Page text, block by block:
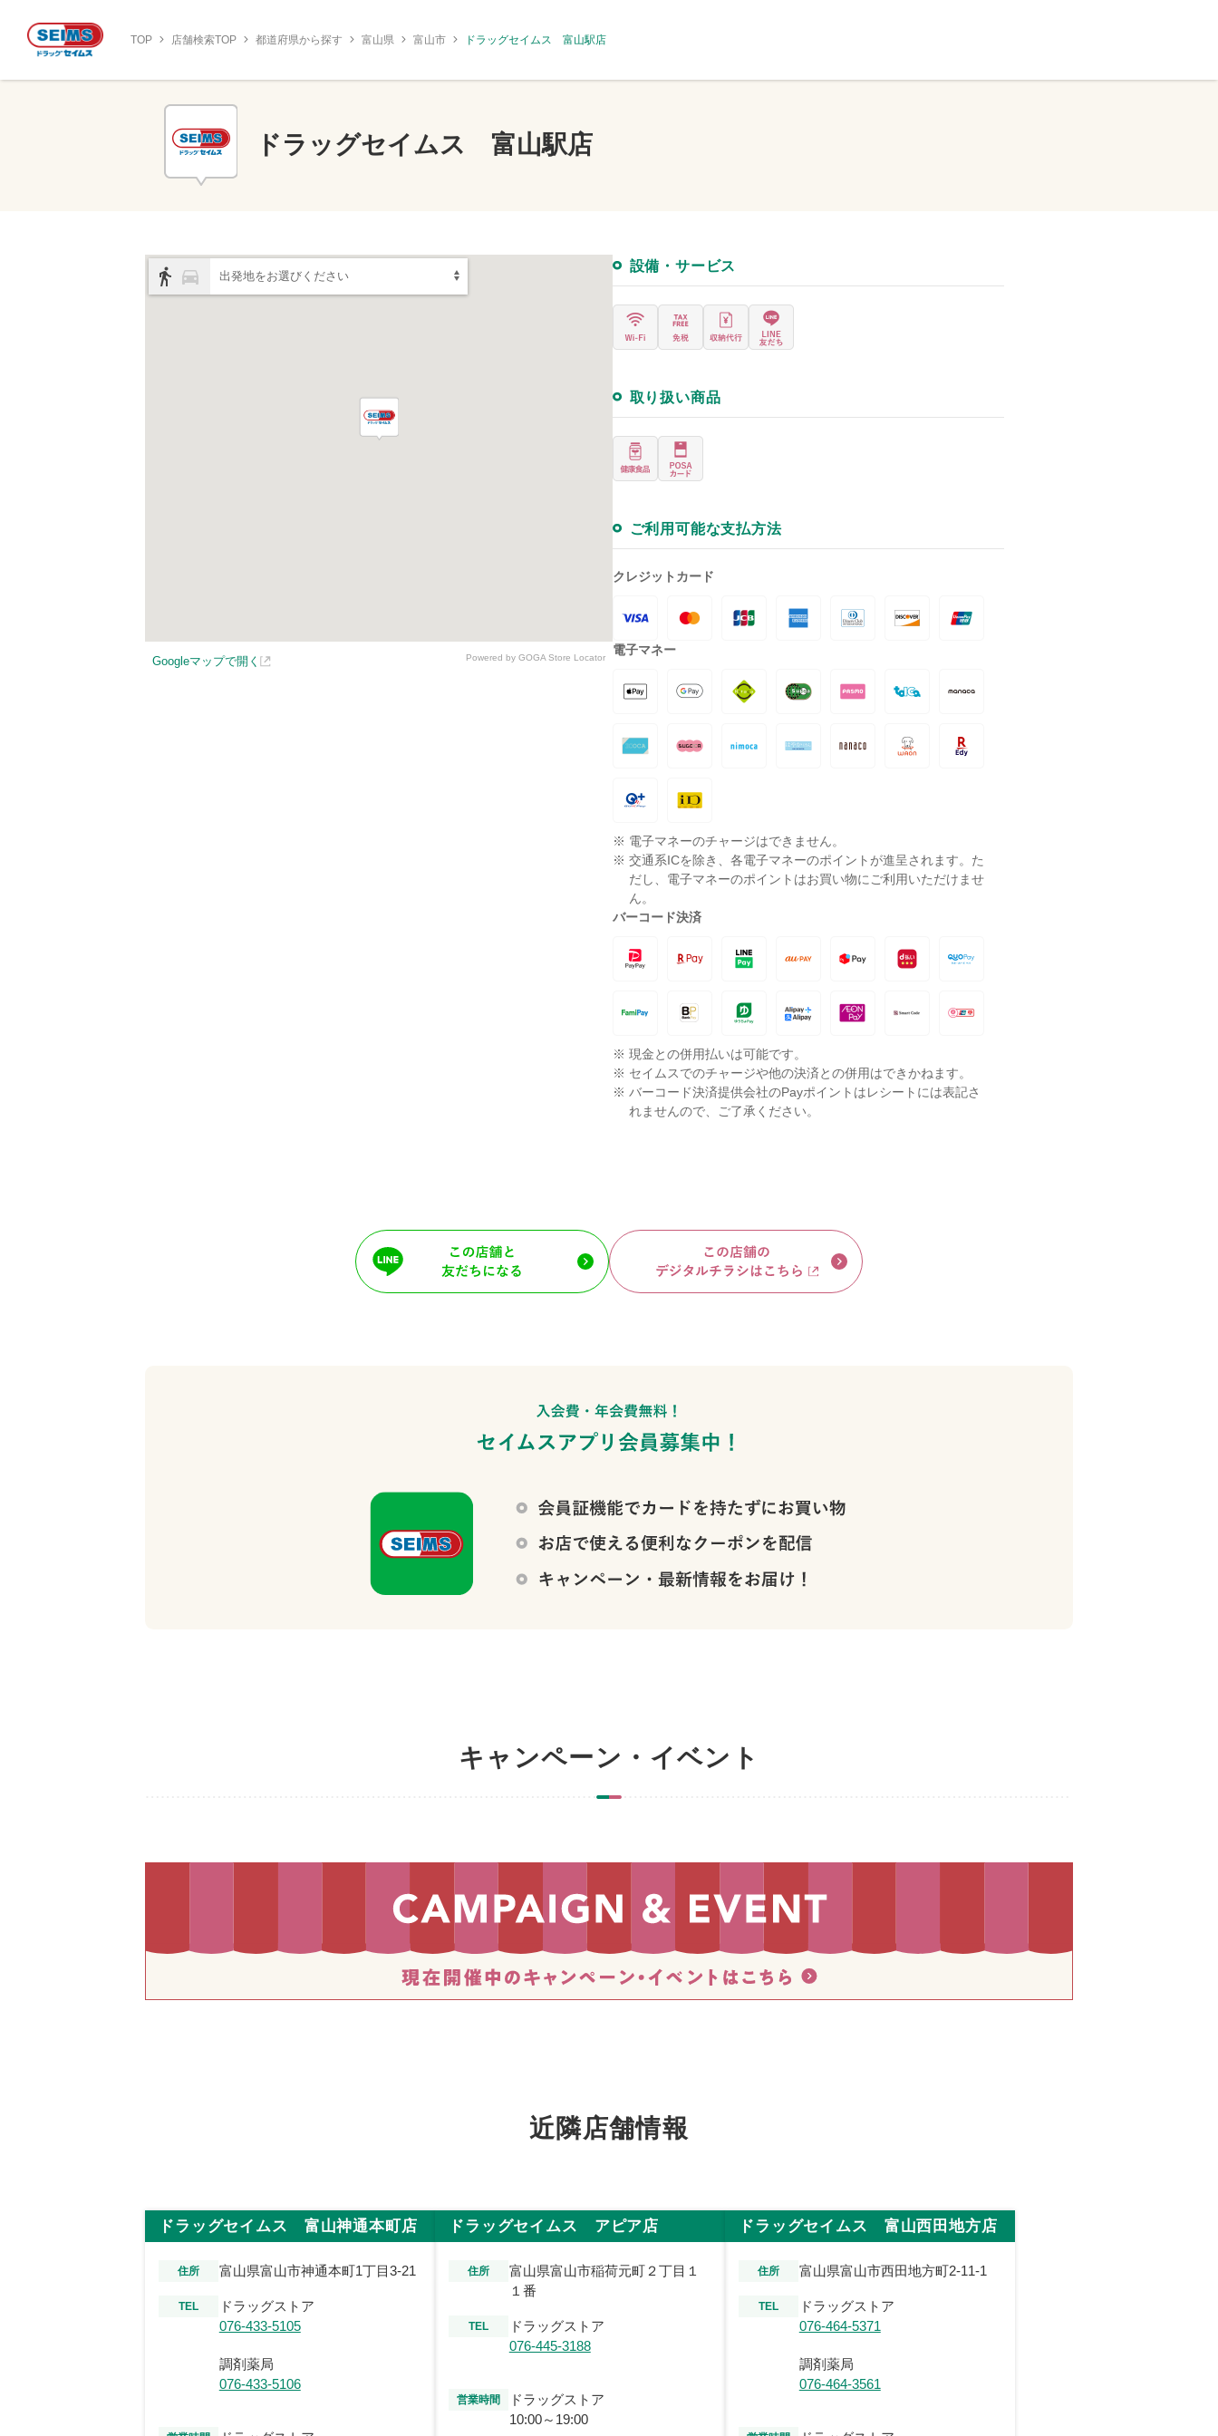
TOP 店舗検索TOP 都道府県から探す 富山県 富山市 ドラッグセイムス 富山駅店
ドラッグセイムス 富山駅店
出発地をお選びください
Googleマップで開く Powered by GOGA Store Locator
設備・サービス
取り扱い商品
ご利用可能な支払方法
クレジットカード
電子マネー
※ 電子マネーのチャージはできません。
※ 交通系ICを除き、各電子マネーのポイントが進呈されます。た
だし、電子マネーのポイントはお買い物にご利用いただけませ
ん。
バーコード決済
※ 現金との併用払いは可能です。
※ セイムスでのチャージや他の決済との併用はできかねます。
※ バーコード決済提供会社のPayポイントはレシートには表記さ
れませんので、ご了承ください。
キャンペーン・イベント
近隣店舗情報
ドラッグセイムス 富山神通本町店
住所 富山県富山市神通本町1丁目3-21
TEL
ドラッグストア
076-433-5105
調剤薬局
076-433-5106
ドラッグセイムス アピア店
住所
富山県富山市稲荷元町２丁目１
１番
TEL
ドラッグストア
076-445-3188
営業時間
ドラッグストア
10:00～19:00
ドラッグセイムス 富山西田地方店
住所 富山県富山市西田地方町2-11-1
TEL
ドラッグストア
076-464-5371
調剤薬局
076-464-3561